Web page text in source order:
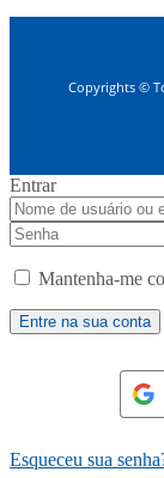
Copyrights ©
Entrar
Mantenha-me
Esqueceu sua